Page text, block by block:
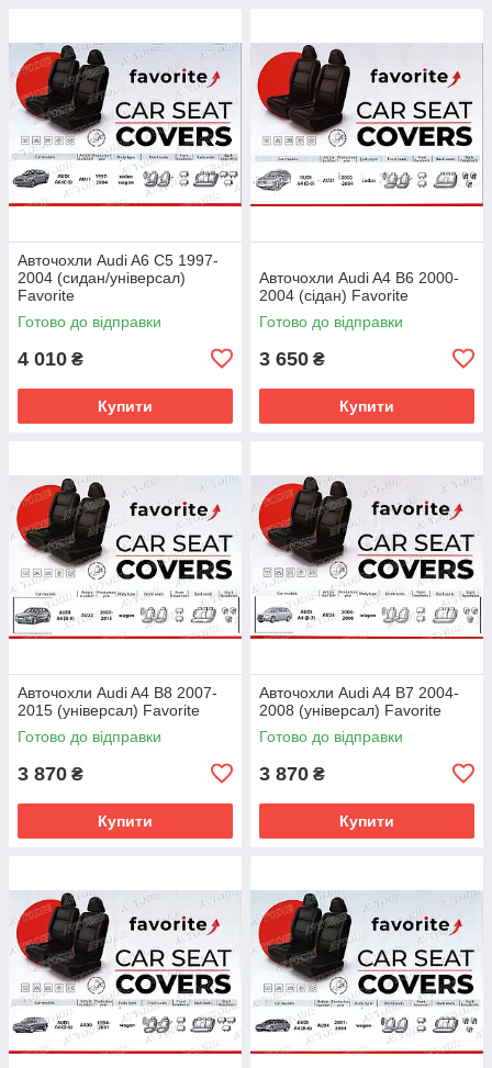
Авточохли Audi A6 C5 1997-
2004 (сидан/універсал)
Favorite
Готово до відправки
4 010 ₴
Купити
Авточохли Audi A4 B6 2000-
2004 (сідан) Favorite
Готово до відправки
3 650 ₴
Купити
Авточохли Audi A4 B8 2007-
2015 (універсал) Favorite
Готово до відправки
3 870 ₴
Купити
Авточохли Audi A4 B7 2004-
2008 (універсал) Favorite
Готово до відправки
3 870 ₴
Купити